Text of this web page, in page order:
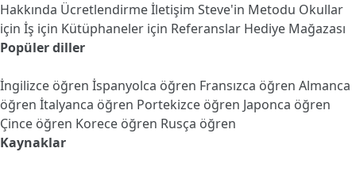
Hakkında Ücretlendirmeİletişim Steve'in Metodu Okullar
için İş için Kütüphaneler için Referanslar Hediye Mağazası
Popüler diller
İngilizce öğren İspanyolca öğren Fransızca öğren Almanca
öğren İtalyanca öğren Portekizce öğren Japonca öğren
Çince öğren Korece öğren Rusça öğren
Kaynaklar